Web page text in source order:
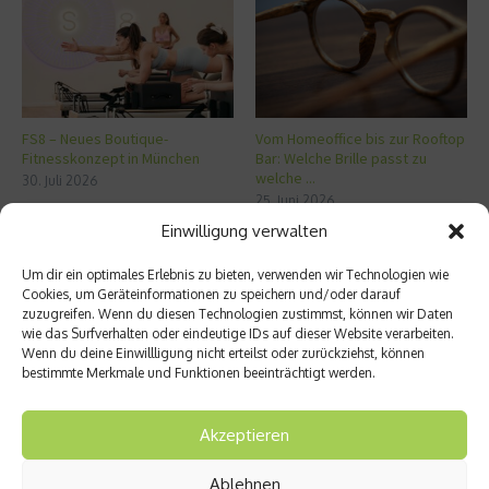
Einwilligung verwalten
Um dir ein optimales Erlebnis zu bieten, verwenden wir Technologien wie
Cookies, um Geräteinformationen zu speichern und/oder darauf
zuzugreifen. Wenn du diesen Technologien zustimmst, können wir Daten
wie das Surfverhalten oder eindeutige IDs auf dieser Website verarbeiten.
Wenn du deine Einwillligung nicht erteilst oder zurückziehst, können
bestimmte Merkmale und Funktionen beeinträchtigt werden.
Akzeptieren
Ablehnen
FS8 – Neues Boutique-
Fitnesskonzept in München
30. Juli 2026
Vom Homeoffice bis zur Rooftop
Bar: Welche Brille passt zu
welche ...
25. Juni 2026
Aktuelles
FS8 – Neues Boutique-Fitnesskonzept in
München